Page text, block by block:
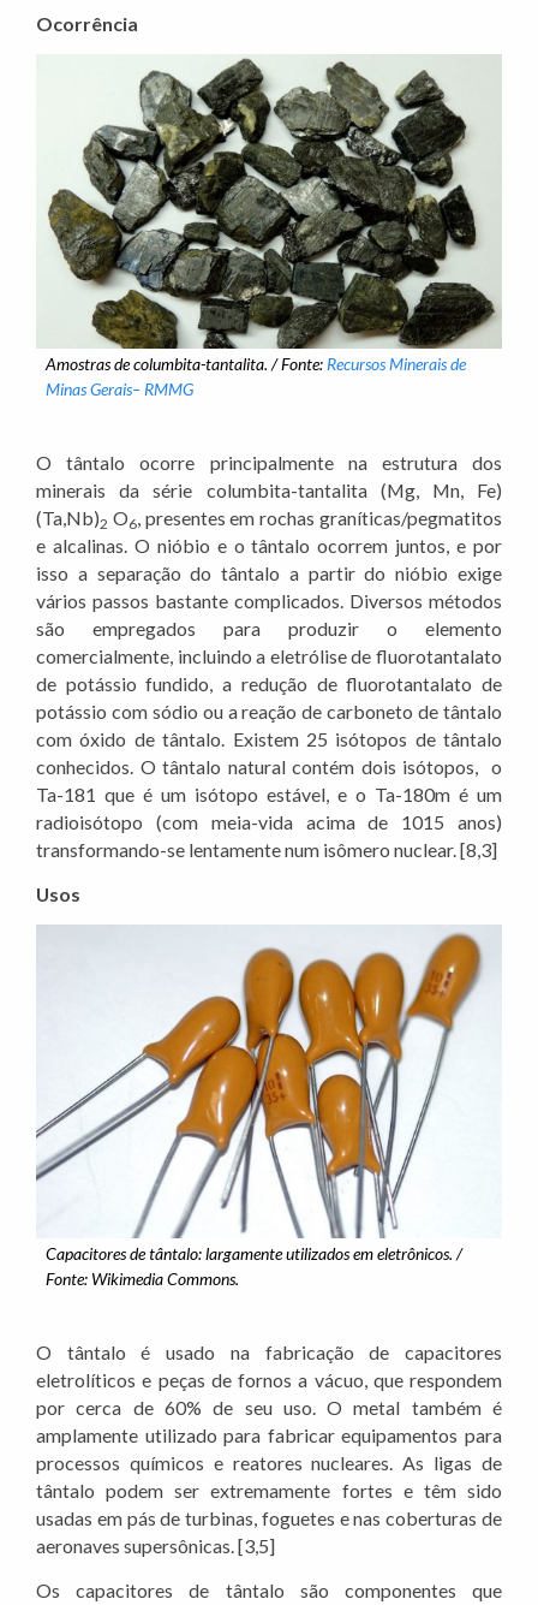
Ocorrência
Amostras de columbita-tantalita. / Fonte: Recursos Minerais de
Minas Gerais– RMMG
O tântalo ocorre principalmente na estrutura dos
minerais da série columbita-tantalita (Mg, Mn, Fe)
(Ta,Nb)2 O6, presentes em rochas graníticas/pegmatitos
e alcalinas. O nióbio e o tântalo ocorrem juntos, e por
isso a separação do tântalo a partir do nióbio exige
vários passos bastante complicados. Diversos métodos
são empregados para produzir o elemento
comercialmente, incluindo a eletrólise de fluorotantalato
de potássio fundido, a redução de fluorotantalato de
potássio com sódio ou a reação de carboneto de tântalo
com óxido de tântalo. Existem 25 isótopos de tântalo
conhecidos. O tântalo natural contém dois isótopos, o
Ta-181 que é um isótopo estável, e o Ta-180m é um
radioisótopo (com meia-vida acima de 1015 anos)
transformando-se lentamente num isômero nuclear. [8,3]
Usos
Capacitores de tântalo: largamente utilizados em eletrônicos. /
Fonte: Wikimedia Commons.
O tântalo é usado na fabricação de capacitores
eletrolíticos e peças de fornos a vácuo, que respondem
por cerca de 60% de seu uso. O metal também é
amplamente utilizado para fabricar equipamentos para
processos químicos e reatores nucleares. As ligas de
tântalo podem ser extremamente fortes e têm sido
usadas em pás de turbinas, foguetes e nas coberturas de
aeronaves supersônicas. [3,5]
Os capacitores de tântalo são componentes que